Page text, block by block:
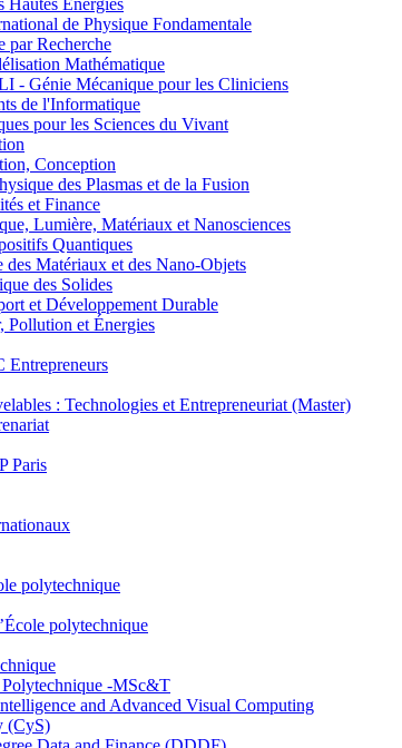
Energies
de Physique Fondamentale
Recherche
Mathématique
Génie Mécanique pour les Cliniciens
de l'Informatique
pour les Sciences du Vivant
Conception
des Plasmas et de la Fusion
et Finance
Lumière, Matériaux et Nanosciences
Quantiques
Matériaux et des Nano-Objets
des Solides
et Développement Durable
et Énergies
Entrepreneurs
: Technologies et Entrepreneuriat (Master)
Paris
polytechnique
polytechnique
-MSc&T
and Advanced Visual Computing
(CyS)